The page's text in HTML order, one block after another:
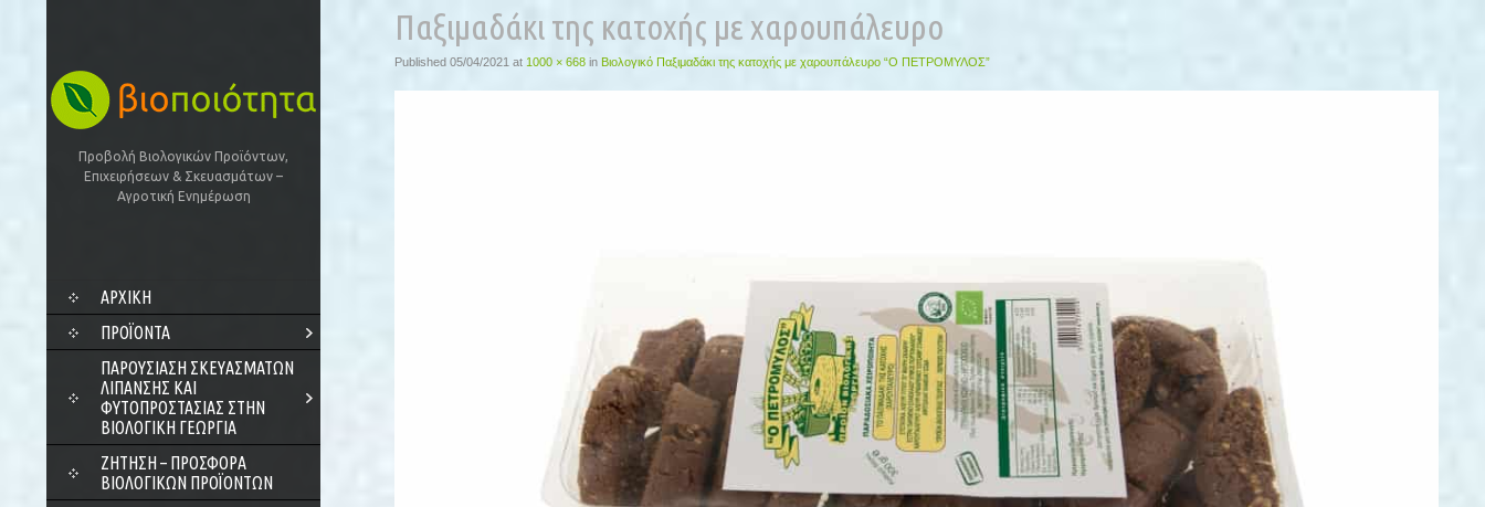
Προβολή Βιολογικών Προϊόντων,
Επιχειρήσεων & Σκευασμάτων –
Αγροτική Ενημέρωση
SKIP
CONTENT
ΑΡΧΙΚΗ
ΠΡΟΪΌΝΤΑ
ΠΑΡΟΥΣΊΑΣΗ ΣΚΕΥΑΣΜΆΤΩΝ
ΛΊΠΑΝΣΗΣ ΚΑΙ
ΦΥΤΟΠΡΟΣΤΑΣΊΑΣ ΣΤΗΝ
ΒΙΟΛΟΓΙΚΉ ΓΕΩΡΓΊΑ
ΖΗΤΗΣΗ – ΠΡΟΣΦΟΡΑ
ΒΙΟΛΟΓΙΚΩΝ ΠΡΟΪΟΝΤΩΝ
Παξιμαδάκι της κατοχής με χαρουπάλευρο
Published 05/04/2021 at 1000 × 668 in Βιολογικό Παξιμαδάκι της κατοχής με χαρουπάλευρο “Ο ΠΕΤΡΟΜΥΛΟΣ”